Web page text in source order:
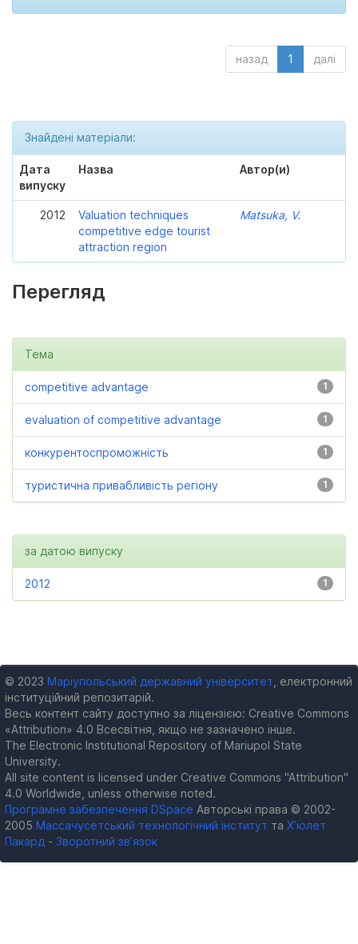
назад 1 далі
Знайдені матеріали:
Дата
випуску
Назва Автор(и)
2012
Valuation techniques
competitive edge tourist
attraction region
Matsuka, V.
Перегляд
Тема
1
competitive advantage
1
evaluation of competitive advantage
1
конкурентоспроможність
1
туристична привабливість регіону
за датою випуску
1
2012
© 2023 Маріупольський державний університет , електронний
інституційний репозитарій.
Весь контент сайту доступно за ліцензією: Creative Commons
«Attribution» 4.0 Всесвітня, якщо не зазначено інше.
The Electronic Institutional Repository of Mariupol State
University.
All site content is licensed under Creative Commons "Attribution"
4.0 Worldwide, unless otherwise noted.
Програмне забезпечення DSpace Авторські права © 2002-
2005 Массачусетський технологічний інститут та Х’юлет
Пакард - Зворотний зв’язок